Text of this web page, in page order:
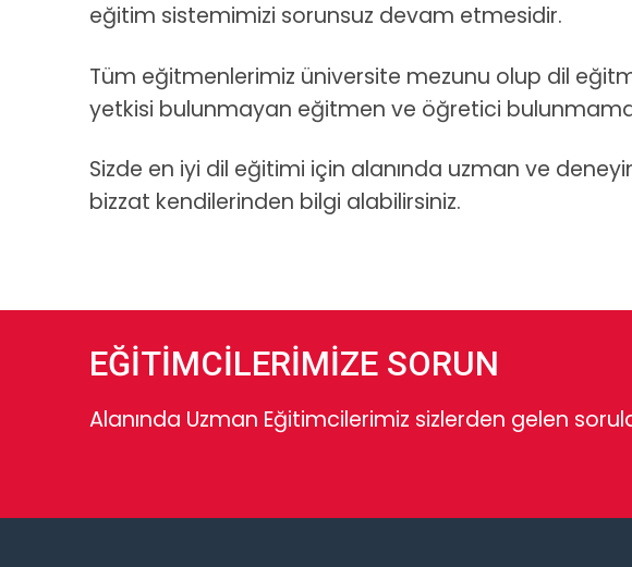
eğitim sistemimizi sorunsuz devam etmesidir.
Tüm eğitmenlerimiz üniversite mezunu olup dil
yetkisi bulunmayan eğitmen ve öğretici
Sizde en iyi dil eğitimi için alanında uzman ve
bizzat kendilerinden bilgi alabilirsiniz.
EĞİTİMCİLERİMİZE SORUN
Alanında Uzman Eğitimcilerimiz sizlerden gelen